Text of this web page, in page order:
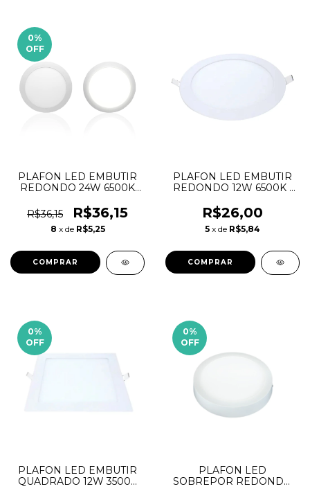
0%
OFF
PLAFON LED EMBUTIR
REDONDO 24W 6500K
R$36,15
R$36,15
8 x de R$5,25
PLAFON LED EMBUTIR
REDONDO 12W 6500K -
R$26,00
5 x de R$5,84
0%
OFF
PLAFON LED EMBUTIR
QUADRADO 12W 3500K
0%
OFF
PLAFON LED
SOBREPOR REDONDO